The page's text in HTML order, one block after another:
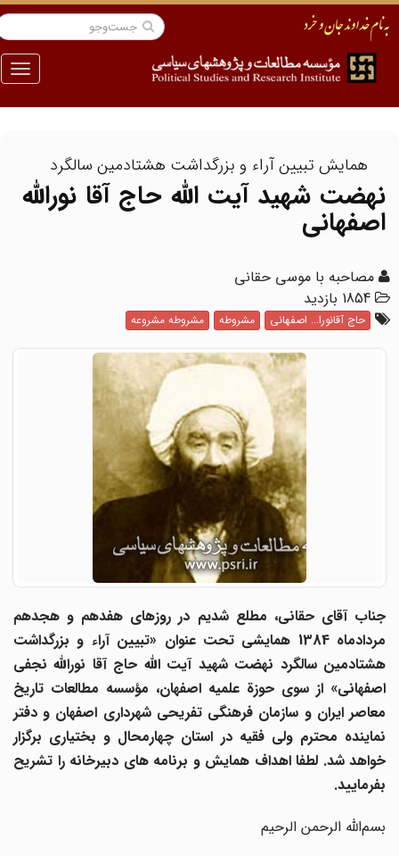
منو
همایش تبیین آراء و بزرگداشت هشتادمین سالگرد
نهضت شهید آیت ‏الله حاج ‏آقا نورالله ‏
اصفهانى
مصاحبه با موسی حقانی
1854 بازدید
حاج آقانورا... اصفهانی مشروطه مشروطه مشروعه
جناب آقاى حقانى، مطلع شدیم در روزهاى هفدهم و هجدهم
مردادماه 1384 همایشى تحت عنوان «تبیین آراء و بزرگداشت
هشتادمین سالگرد نهضت شهید آیت ‌الله حاج ‌آقا نورالله نجفى‌
اصفهانى» از سوى حوزة علمیه اصفهان، مؤسسه مطالعات تاریخ
معاصر ایران و سازمان فرهنگى تفریحى شهردارى اصفهان و دفتر
نماینده محترم ولى‌ فقیه در استان چهارمحال و بختیارى برگزار
خواهد شد. لطفا اهداف همایش و برنامه‌ هاى دبیرخانه را تشریح
بفرمایید.
بسم‌الله الرحمن ‌الرحیم